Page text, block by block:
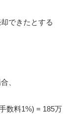
できたとする
、
数料1%) = 185万